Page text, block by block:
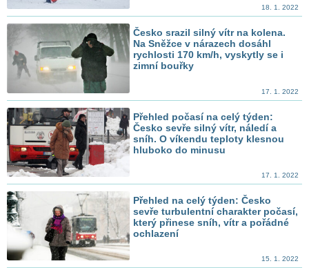
18. 1. 2022
Česko srazil silný vítr na kolena.
Na Sněžce v nárazech dosáhl
rychlosti 170 km/h, vyskytly se i
zimní bouřky
17. 1. 2022
Přehled počasí na celý týden:
Česko sevře silný vítr, náledí a
sníh. O víkendu teploty klesnou
hluboko do minusu
17. 1. 2022
Přehled na celý týden: Česko
sevře turbulentní charakter počasí,
který přinese sníh, vítr a pořádné
ochlazení
15. 1. 2022